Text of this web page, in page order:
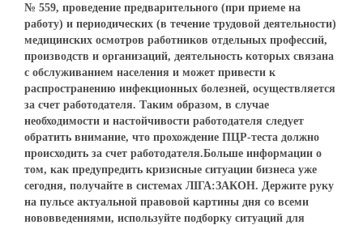
№ 559, проведение предварительного (при приеме на
работу) и периодических (в течение трудовой деятельности)
медицинских осмотров работников отдельных профессий,
производств и организаций, деятельность которых связана
с обслуживанием населения и может привести к
распространению инфекционных болезней, осуществляется
за счет работодателя. Таким образом, в случае
необходимости и настойчивости работодателя следует
обратить внимание, что прохождение ПЦР-теста должно
происходить за счет работодателя.Больше информации о
том, как предупредить кризисные ситуации бизнеса уже
сегодня, получайте в системах ЛІГА:ЗАКОН. Держите руку
на пульсе актуальной правовой картины дня со всеми
нововведениями, используйте подборку ситуаций для